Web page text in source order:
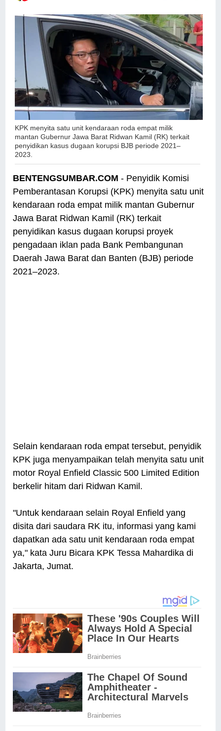
KPK menyita satu unit kendaraan roda empat milik
mantan Gubernur Jawa Barat Ridwan Kamil (RK) terkait
penyidikan kasus dugaan korupsi BJB periode 2021–
2023.
BENTENGSUMBAR.COM - Penyidik Komisi
Pemberantasan Korupsi (KPK) menyita satu unit
kendaraan roda empat milik mantan Gubernur
Jawa Barat Ridwan Kamil (RK) terkait
penyidikan kasus dugaan korupsi proyek
pengadaan iklan pada Bank Pembangunan
Daerah Jawa Barat dan Banten (BJB) periode
2021–2023.
Selain kendaraan roda empat tersebut, penyidik
KPK juga menyampaikan telah menyita satu unit
motor Royal Enfield Classic 500 Limited Edition
berkelir hitam dari Ridwan Kamil.
"Untuk kendaraan selain Royal Enfield yang
disita dari saudara RK itu, informasi yang kami
dapatkan ada satu unit kendaraan roda empat
ya," kata Juru Bicara KPK Tessa Mahardika di
Jakarta, Jumat.